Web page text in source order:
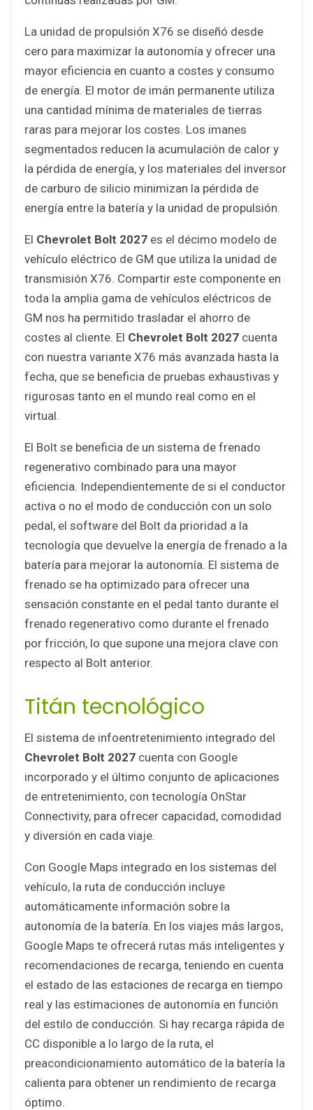
La unidad de propulsión X76 se diseñó desde
cero para maximizar la autonomía y ofrecer una
mayor eficiencia en cuanto a costes y consumo
de energía. El motor de imán permanente utiliza
una cantidad mínima de materiales de tierras
raras para mejorar los costes. Los imanes
segmentados reducen la acumulación de calor y
la pérdida de energía, y los materiales del inversor
de carburo de silicio minimizan la pérdida de
energía entre la batería y la unidad de propulsión.
El Chevrolet Bolt 2027 es el décimo modelo de
vehículo eléctrico de GM que utiliza la unidad de
transmisión X76. Compartir este componente en
toda la amplia gama de vehículos eléctricos de
GM nos ha permitido trasladar el ahorro de
costes al cliente. El Chevrolet Bolt 2027 cuenta
con nuestra variante X76 más avanzada hasta la
fecha, que se beneficia de pruebas exhaustivas y
rigurosas tanto en el mundo real como en el
virtual.
El Bolt se beneficia de un sistema de frenado
regenerativo combinado para una mayor
eficiencia. Independientemente de si el conductor
activa o no el modo de conducción con un solo
pedal, el software del Bolt da prioridad a la
tecnología que devuelve la energía de frenado a la
batería para mejorar la autonomía. El sistema de
frenado se ha optimizado para ofrecer una
sensación constante en el pedal tanto durante el
frenado regenerativo como durante el frenado
por fricción, lo que supone una mejora clave con
respecto al Bolt anterior.
Titán tecnológico
El sistema de infoentretenimiento integrado del
Chevrolet Bolt 2027 cuenta con Google
incorporado y el último conjunto de aplicaciones
de entretenimiento, con tecnología OnStar
Connectivity, para ofrecer capacidad, comodidad
y diversión en cada viaje.
Con Google Maps integrado en los sistemas del
vehículo, la ruta de conducción incluye
automáticamente información sobre la
autonomía de la batería. En los viajes más largos,
Google Maps te ofrecerá rutas más inteligentes y
recomendaciones de recarga, teniendo en cuenta
el estado de las estaciones de recarga en tiempo
real y las estimaciones de autonomía en función
del estilo de conducción. Si hay recarga rápida de
CC disponible a lo largo de la ruta, el
preacondicionamiento automático de la batería la
calienta para obtener un rendimiento de recarga
óptimo.